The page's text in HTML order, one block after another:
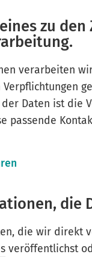
zu
verarbeiten
Daten ist die
passende
die
die wir direkt
veröffentlichst